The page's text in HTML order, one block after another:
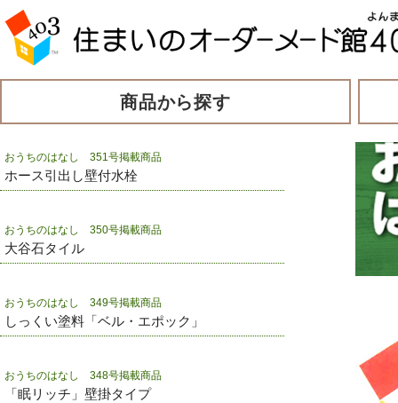
商品から探す
おうちのはなし 351号掲載商品
ホース引出し壁付水栓
おうちのはなし 350号掲載商品
大谷石タイル
おうちのはなし 349号掲載商品
しっくい塗料「ベル・エポック」
おうちのはなし 348号掲載商品
「眠リッチ」壁掛タイプ